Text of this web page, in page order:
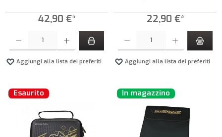
42,90 €*
Aggiungi alla lista dei preferiti
22,90 €*
Aggiungi alla lista dei preferiti
Esaurito In magazzino